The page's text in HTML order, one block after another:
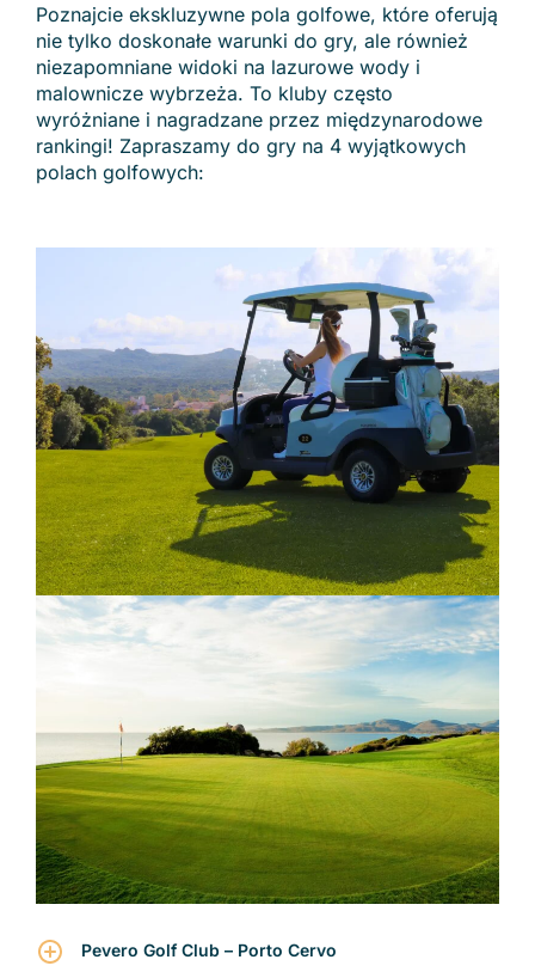
Poznajcie ekskluzywne pola golfowe, które oferują
nie tylko doskonałe warunki do gry, ale również
niezapomniane widoki na lazurowe wody i
malownicze wybrzeża. To kluby często
wyróżniane i nagradzane przez międzynarodowe
rankingi! Zapraszamy do gry na 4 wyjątkowych
polach golfowych:
Pevero Golf Club – Porto Cervo